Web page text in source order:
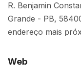
R. Benjamin
Grande - PB,
endereço mais
Web